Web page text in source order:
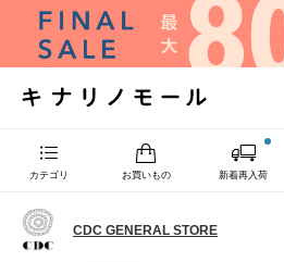
カテゴリ お買いもの 新着再入荷
CDC GENERAL STORE